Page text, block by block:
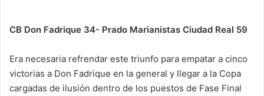
CB Don Fadrique 34- Prado Marianistas Ciudad Real 59
Era necesaria refrendar este triunfo para empatar a cinco
victorias a Don Fadrique en la general y llegar a la Copa
cargadas de ilusión dentro de los puestos de Fase Final